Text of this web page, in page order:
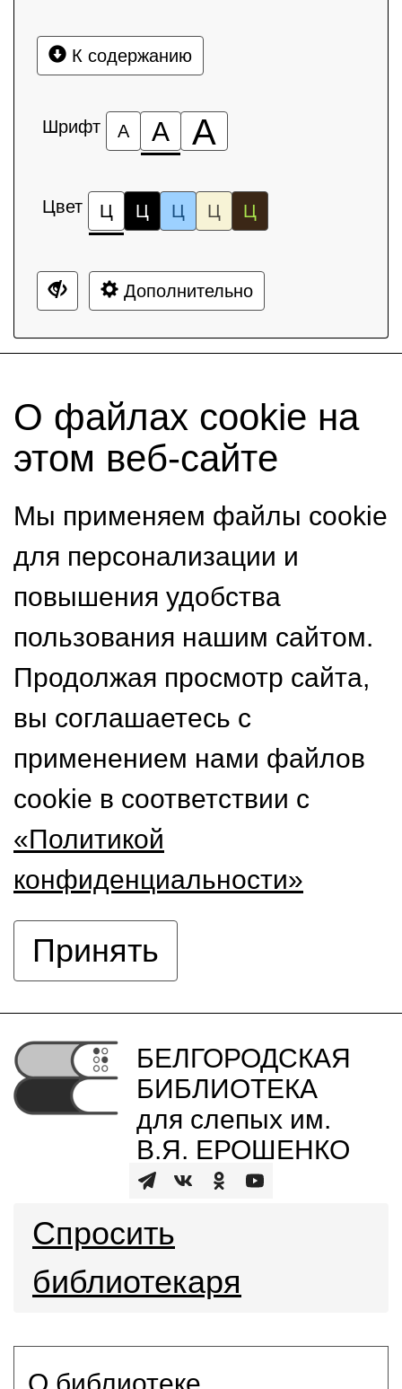
К содержанию
Шрифт А А А
Цвет Ц Ц Ц Ц Ц
Дополнительно
О файлах cookie на
этом веб-сайте
Мы применяем файлы cookie
для персонализации и
повышения удобства
пользования нашим сайтом.
Продолжая просмотр сайта,
вы соглашаетесь с
применением нами файлов
cookie в соответствии с
«Политикой
конфиденциальности»
Принять
БЕЛГОРОДСКАЯ
БИБЛИОТЕКА
для слепых им.
В.Я. ЕРОШЕНКО
Спросить
библиотекаря
О библиотеке